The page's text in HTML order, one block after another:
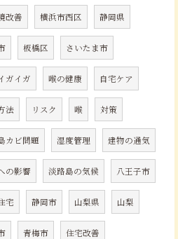
改善 横浜市西区 静岡県
板橋区 さいたま市
ガイガ 喉の健康 自宅ケア
法 リスク 喉 対策
カビ問題 湿度管理 建物の通気
の影響 淡路島の気候 八王子市
宅 静岡市 山梨県 山梨
青梅市 住宅改善